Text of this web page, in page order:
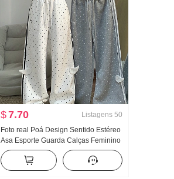
$7.70 Listagens 50
Foto real Poá Design Sentido Estéreo
Asa Esporte Guarda Calças Feminino
Novo Luz A. Vento Solto Reto Efeito
emagrecedor Calça casual